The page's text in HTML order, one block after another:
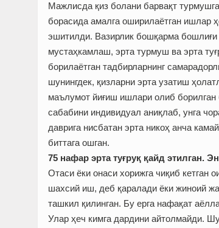
Мажлисда қиз болани барвақт
борасида амалга оширилаётган ишлар
эшитилди. Вазирлик бошқарма
мустаҳкамлаш, эрта турмуш ва эрта
борилаётган тадбирларнинг
шунингдек, қизларни эрта узатиш
маълумот йиғиш ишлари олиб борилган
сабабини индивидуал аниқлаб, унга
даврига нисбатан эрта никоҳ анча
биттага ошган.
75 нафар эрта туғруқ қайд этилган.
Отаси ёки онаси хорижга чиқиб кетган
шахсий иш, деб қаралади ёки жиноий
ташкил қилинган. Бу ерга нафақат
Улар ҳеч кимга дардини айтолмайди.